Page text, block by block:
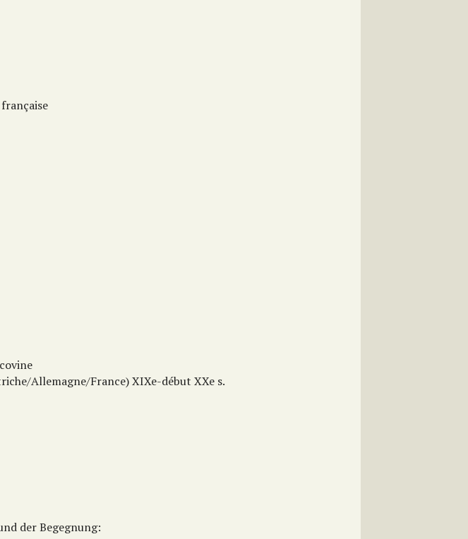
Allemagne/France) XIXe-début XXe s.
der Begegnung: